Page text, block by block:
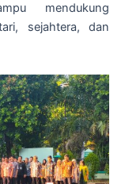
mendukung
sejahtera, dan